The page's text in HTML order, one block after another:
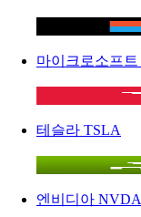
마이크로소프트
테슬라 TSLA
엔비디아 NVDA